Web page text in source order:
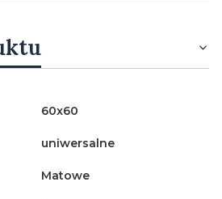
60x60
uniwersalne
Matowe